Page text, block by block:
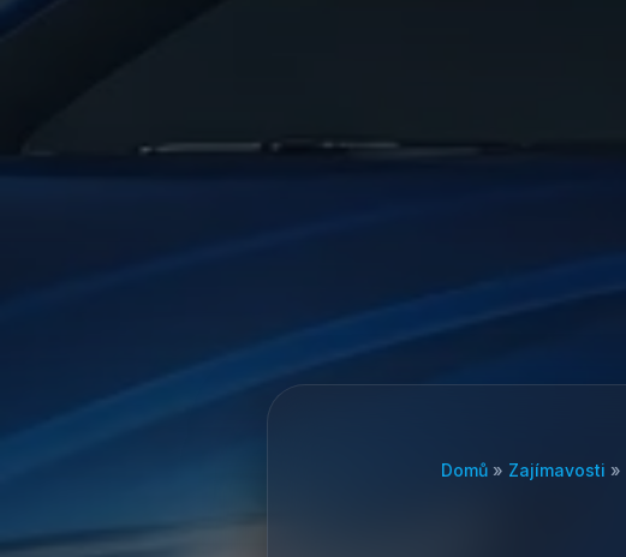
Domů» Zajímavosti »